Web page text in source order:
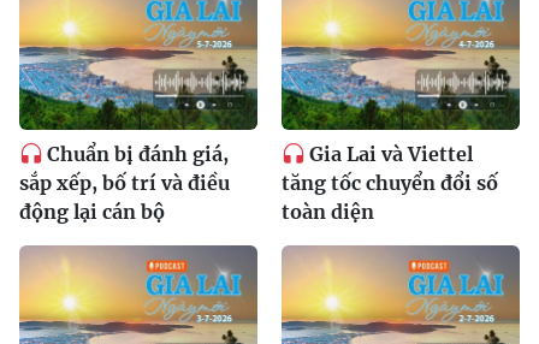
Chuẩn bị đánh giá,
sắp xếp, bố trí và điều
động lại cán bộ
Gia Lai và Viettel
tăng tốc chuyển đổi số
toàn diện